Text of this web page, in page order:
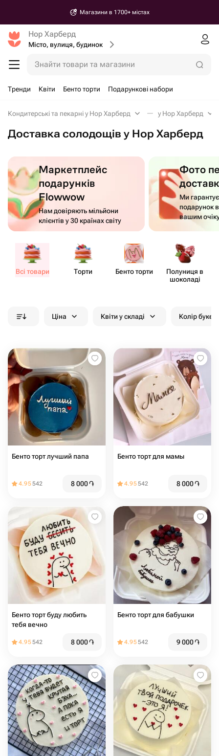
Магазини в 1700+ містах
Нор Харберд
Місто, вулиця, будинок
Знайти товари та магазини
Тренди Квіти Бенто торти Подарункові набори
Кондитерські та пекарні у Нор Харберд у Нор Харберд
Доставка солодощів у Нор Харберд
Маркетплейс
подарунків
Flowwow
Нам довіряють мільйони
клієнтів у 30 країнах світу
Фото
Ми
подарунок
вашим
Всі товари Торти Бенто торти
Полуниця в
шоколаді
Ціна Квіти у складі Колір
Бенто торт лучший папа
4.95542 8 000֏
Бенто торт для мамы
4.95542 8 000֏
Бенто торт буду любить
тебя вечно
4.95542 8 000֏
Бенто торт для бабушки
4.95542 9 000֏